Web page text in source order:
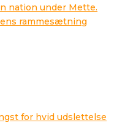
nation under Mette.
rammesætning
for hvid udslettelse